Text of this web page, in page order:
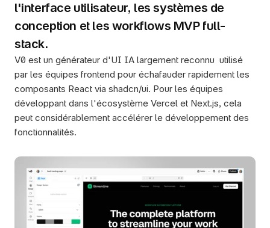
l'interface utilisateur, les systèmes de
conception et les workflows MVP full-
stack.
V0 est un générateur d'UI IA largement reconnu  utilisé
par les équipes frontend pour échafauder rapidement les
composants React via shadcn/ui. Pour les équipes
développant dans l'écosystème Vercel et Next.js, cela
peut considérablement accélérer le développement des
fonctionnalités.